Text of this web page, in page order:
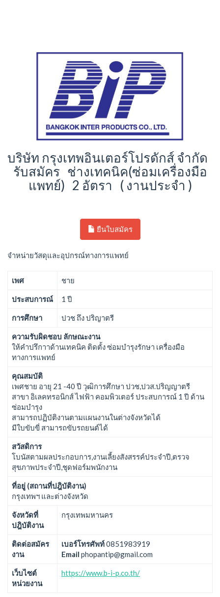
บริษัท กรุงเทพอินเตอร์โปรดักส์ จำกัด
รับสมัคร ช่างเทคนิค(ซ่อมเครื่องมือ
แพทย์) 2 อัตรา ( งานประจำ )
ยืนใบสมัคร
จำหน่ายวัสดุและอุปกรณ์ทางการแพทย์
เพศ ชาย
ประสบการณ์ 1 ปี
การศึกษา ปวช ถึง ปริญาตรี
ความรับผิดชอบ ลักษณะงาน
ให้คำปรึกาาด้านเทคนิค ติดตั้ง ซ่อมบำรุงรักษา เครื่องมือ
ทางการแพทย์
คุณสมบัติ
เพศชาย อายุ 21 -40 ปี วุฒิการศึกษา ปวช,ปวส.ปริญญาตรี
สาขา อิเลคทรอนิกส์ ไฟฟ้า คอมพิวเตอร์ ประสบการณ์ 1 ปี ด้าน
ซ่อมบำรุง
สามารถปฏิบัติงานตามแผนงานในต่างจังหวัดได้
มีใบขับขี่ สามารถขับรถยนต์ได้
สวัสดิการ
โบนัสตามผลประกอบการ,งานเลี้ยงสังสรรค์ประจำปี,ตรวจ
สุขภาพประจำปี,ชุดฟอร์มพนักงาน
ที่อยู่ (สถานที่ปฎิบัติงาน)
กรุงเทพฯ และต่างจังหวัด
จังหวัดที่
ปฎิบัติงาน
กรุงเทพมหานคร
ติดต่อสมัคร
งาน
เบอร์โทรศัพท์0851983919
Email phopantip@gmail.com
เว็บไซต์
หน่วยงาน
https://www.b-i-p.co.th/